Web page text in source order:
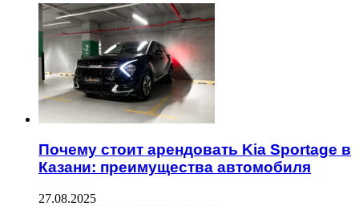
Почему стоит арендовать Kia Sportage в
Казани: преимущества автомобиля
27.08.2025